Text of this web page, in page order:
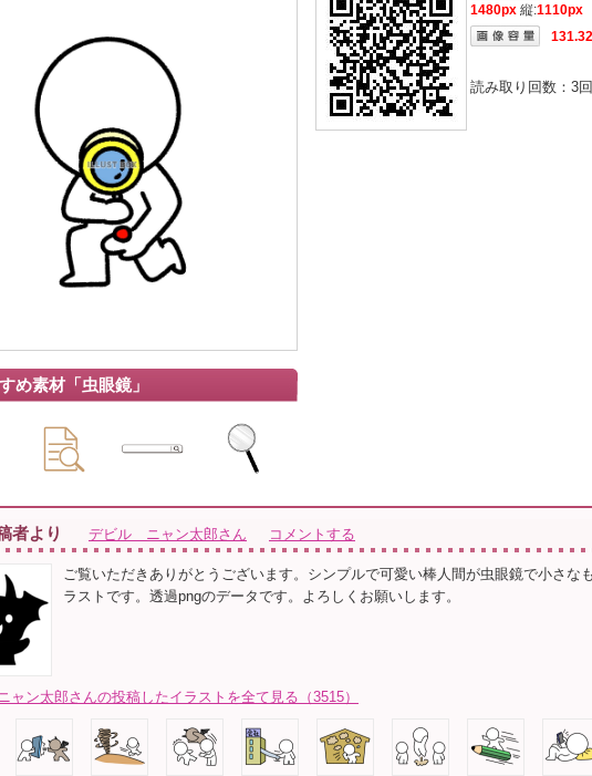
め素材「虫眼鏡」
1480px 縦:1110px
読み取り回数： 3回
者より デビル ニャン太郎さん コメントする
ご覧いただきありがとうございます。シンプルで可愛い棒人間が虫眼鏡で小さな
ラストです。透過pngのデータです。よろしくお願いします。
ン太郎さんの投稿したイラストを全て見る（3515）